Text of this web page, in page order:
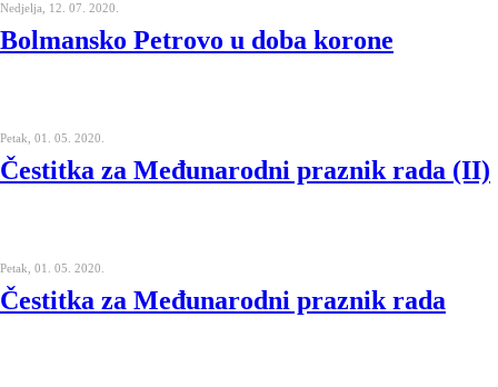
Nedjelja, 12. 07. 2020.
Bolmansko Petrovo u doba korone
Petak, 01. 05. 2020.
Čestitka za Međunarodni praznik rada (II)
Petak, 01. 05. 2020.
Čestitka za Međunarodni praznik rada